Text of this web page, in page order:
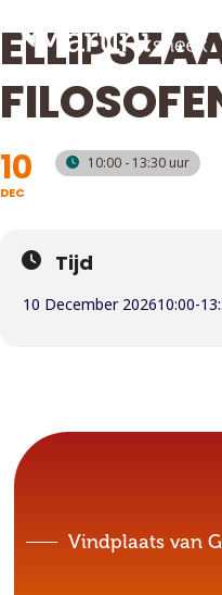
10
DEC
10:00 - 13:30
Tijd
10 December 202610:00-
Vindplaats van